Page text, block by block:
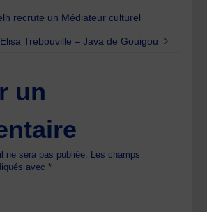
recrute un Médiateur culturel
Elisa Trebouville – Java de Gouigou
un
ne sera pas publiée. Les champs
avec*